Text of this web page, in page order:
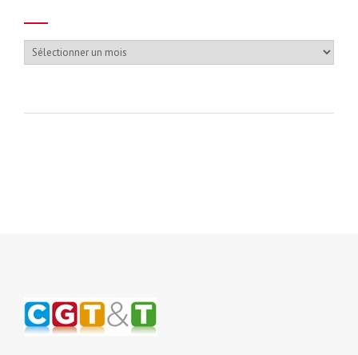
Archives